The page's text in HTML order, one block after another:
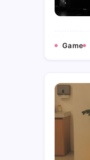
Game